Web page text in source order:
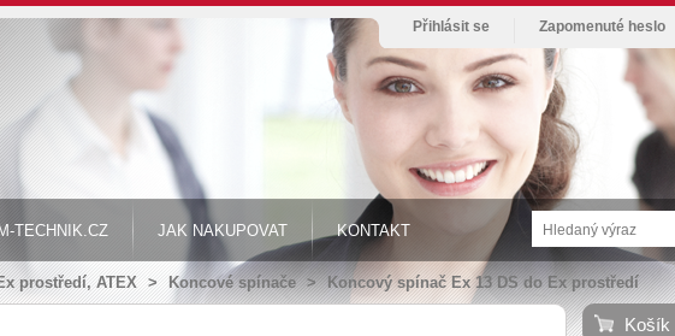
Přihlásit se Zapomenuté heslo
TECHNIK.CZ JAK NAKUPOVAT KONTAKT
prostředí, ATEX > Koncové spínače > Koncový spínač Ex 13 DS do Ex prostředí
Košík